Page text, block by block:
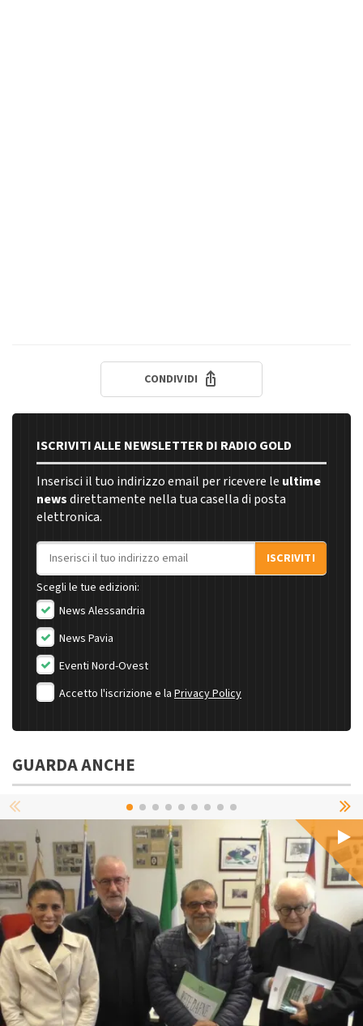
CONDIVIDI
ISCRIVITI ALLE NEWSLETTER DI RADIO GOLD
Inserisci il tuo indirizzo email per ricevere le ultime
newsdirettamente nella tua casella di posta
elettronica.
Indirizzo email
ISCRIVITI
Scegli le tue edizioni:
News Alessandria
News Pavia
Eventi Nord-Ovest
Accetto l'iscrizione e la Privacy Policy
GUARDA ANCHE